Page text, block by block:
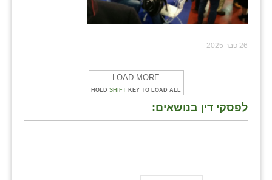
26 פבר 2025
LOAD MORE
HOLD SHIFT KEY TO LOAD ALL
לפסקי דין בנושאים: